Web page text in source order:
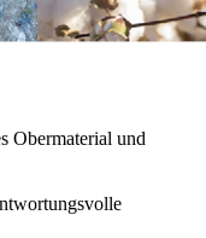
Obermaterial und